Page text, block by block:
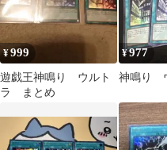
¥999
遊戯王神鳴り ウルト
ラ まとめ
¥977
神鳴り